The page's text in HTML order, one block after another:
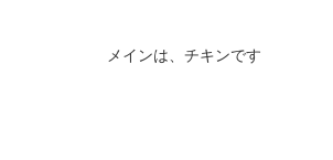
メインは、チキンです